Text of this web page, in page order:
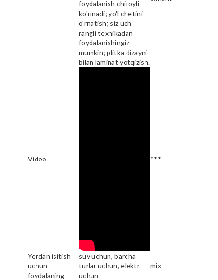
foydalanish chiroyli
ko'rinadi; yo'l chetini
o'rnatish; siz uch
rangli texnikadan
foydalanishingiz
mumkin; plitka dizayni
bilan laminat yotqizish.
Video ***
Yerdan isitish
uchun
foydalaning
suv uchun, barcha
turlar uchun, elektr
uchun
mix